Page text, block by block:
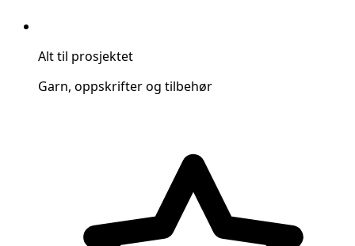
Alt til prosjektet
Garn, oppskrifter og tilbehør